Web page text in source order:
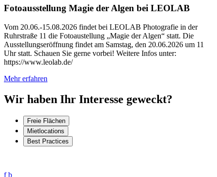
Fotoausstellung Magie der Algen bei LEOLAB
Vom 20.06.-15.08.2026 findet bei LEOLAB Photografie in der
Ruhrstraße 11 die Fotoaustellung „Magie der Algen“ statt. Die
Ausstellungseröffnung findet am Samstag, den 20.06.2026 um 11
Uhr statt. Schauen Sie gerne vorbei! Weitere Infos unter:
https://www.leolab.de/
Mehr erfahren
Wir haben Ihr Interesse geweckt?
Freie Flächen
Mietlocations
Best Practices
f b